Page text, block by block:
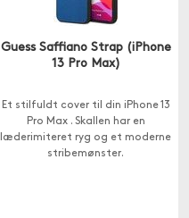
Guess Saffiano Strap (iPhone
13 Pro Max)
Et stilfuldt cover til din iPhone 13
Pro Max . Skallen har en
læderimiteret ryg og et moderne
stribemønster.